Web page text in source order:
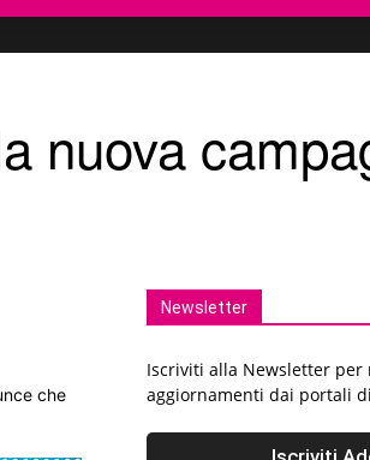
nuova
che
Newsletter
Iscriviti alla Newsletter per
aggiornamenti dai portali